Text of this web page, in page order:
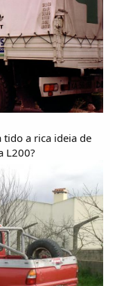
a rica ideia de
L200?